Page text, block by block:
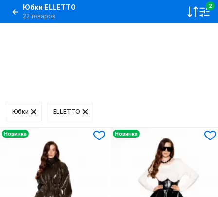
Юбки ELLETTO
22 товаров
2
Юбки ELLETTO
Новинка Новинка